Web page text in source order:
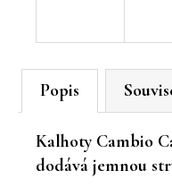
Popis
Kalhoty Cambio
dodává jemnou